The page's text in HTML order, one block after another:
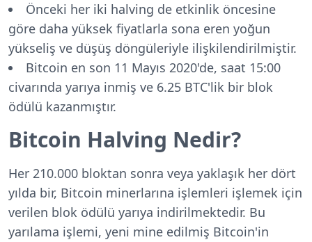
Önceki her iki halving de etkinlik öncesine
göre daha yüksek fiyatlarla sona eren yoğun
yükseliş ve düşüş döngüleriyle ilişkilendirilmiştir.
Bitcoin en son 11 Mayıs 2020'de, saat 15:00
civarında yarıya inmiş ve 6.25 BTC'lik bir blok
ödülü kazanmıştır.
Bitcoin Halving Nedir?
Her 210.000 bloktan sonra veya yaklaşık her dört
yılda bir, Bitcoin minerlarına işlemleri işlemek için
verilen blok ödülü yarıya indirilmektedir. Bu
yarılama işlemi, yeni mine edilmiş Bitcoin'in